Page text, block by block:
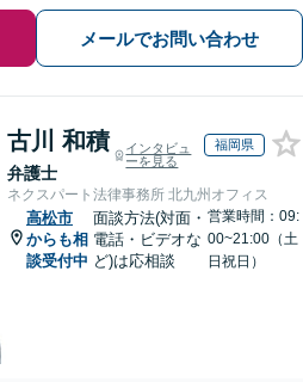
メールでお問い合わせ
古川 和積
弁護士
インタビュ
ーを見る
福岡県
ネクスパート法律事務所 北九州オフィス
高松市
からも相
談受付中
面談方法(対面・
電話・ビデオな
ど)は応相談
営業時間：09:
00~21:00（土
日祝日）